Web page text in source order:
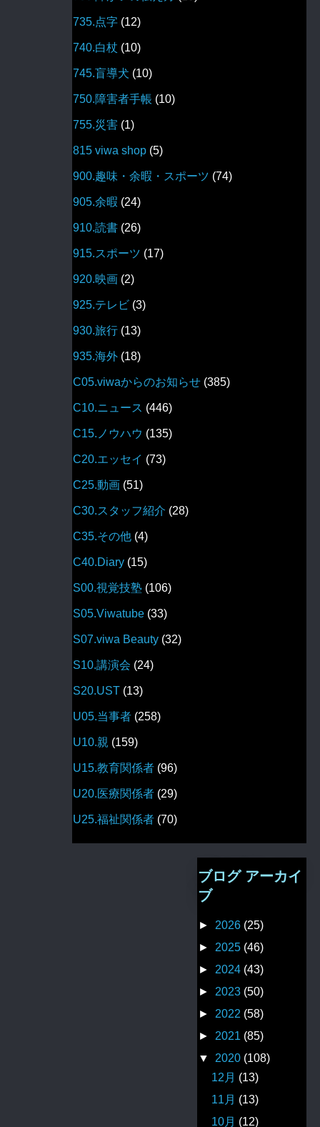
735.点字 (12)
740.白杖 (10)
745.盲導犬 (10)
750.障害者手帳 (10)
755.災害 (1)
815 viwa shop (5)
900.趣味・余暇・スポーツ (74)
905.余暇 (24)
910.読書 (26)
915.スポーツ (17)
920.映画 (2)
925.テレビ (3)
930.旅行 (13)
935.海外 (18)
C05.viwaからのお知らせ (385)
C10.ニュース (446)
C15.ノウハウ (135)
C20.エッセイ (73)
C25.動画 (51)
C30.スタッフ紹介 (28)
C35.その他 (4)
C40.Diary (15)
S00.視覚技塾 (106)
S05.Viwatube (33)
S07.viwa Beauty (32)
S10.講演会 (24)
S20.UST (13)
U05.当事者 (258)
U10.親 (159)
U15.教育関係者 (96)
U20.医療関係者 (29)
U25.福祉関係者 (70)
ブログ アーカイ
ブ
► 2026 (25)
► 2025 (46)
► 2024 (43)
► 2023 (50)
► 2022 (58)
► 2021 (85)
▼ 2020 (108)
12月 (13)
11月 (13)
10月 (12)